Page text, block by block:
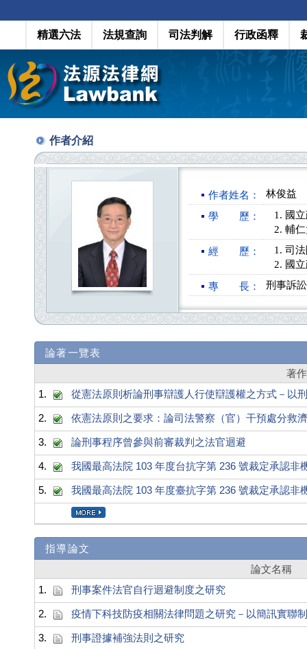
精選六法 法規查詢 司法判解 行政函釋
作者介紹
作者姓名： 林俊益
學 歷：
國
輔
經 歷：
司
國
專 長：
刑事訴
論著一覽表
著
1.
從憲法原則析論刑事辯護人行使辯護權之方式－以
2. 依憲法原則之要求：論司法警察（官）干預處分救
3. 論刑事程序曾參與前審裁判之法官迴避
4. 我國最高法院 103 年度台抗字第 236 號裁定承認非
5. 我國最高法院 103 年度臺抗字第 236 號裁定承認非
指導論文
論文名稱
1.
刑事案件法官自行迴避制度之研究
2. 疫情下科技防疫相關法律問題之研究－以簡訊實聯
3. 刑事證據補強法則之研究